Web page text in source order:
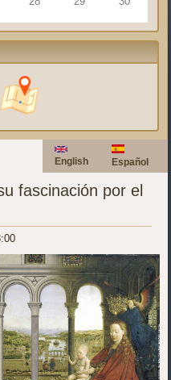
Español
English
fascinación por el